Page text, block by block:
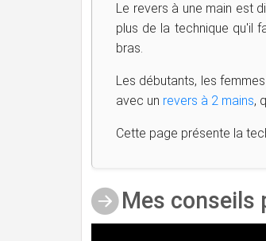
Le revers à une main est
plus de la technique qu'il
bras.
Les débutants, les
avec un revers à 2 mains,
Cette page présente la
Mes conseils